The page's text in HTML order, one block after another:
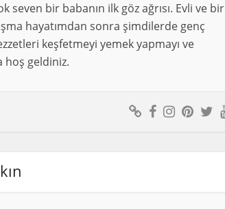
bir babanın ilk göz ağrısı. Evli ve bir
hayatımdan sonra şimdilerde genç
keşfetmeyi yemek yapmayı ve
hoş geldiniz.